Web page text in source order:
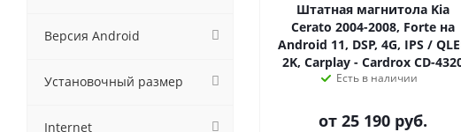
Штатная магнитола Kia
Cerato 2004-2008, Forte на
Android 11, DSP, 4G, IPS /
2K, Carplay - Cardrox CD-
Есть в наличии
от 25 190 руб.
Версия Android
Установочный размер
Internet